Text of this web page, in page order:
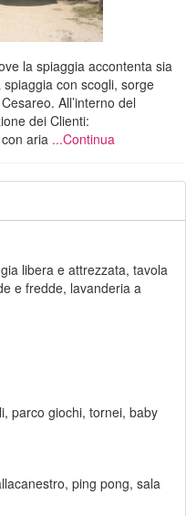
la spiaggia accontenta sia
con scogli, sorge
All’interno del
dei Clienti:
aria ...Continua
libera e attrezzata, tavola
e fredde, lavanderia a
parco giochi, tornei, baby
ping pong, sala